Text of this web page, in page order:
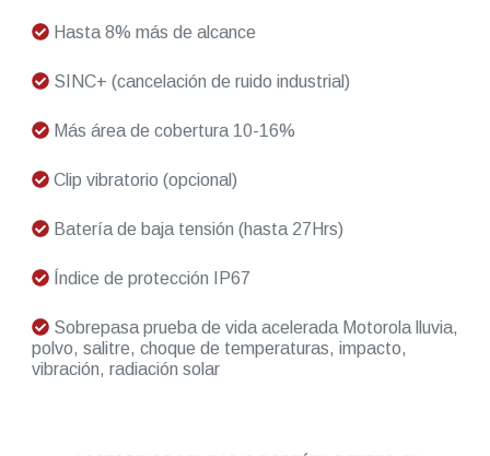
Hasta 8% más de alcance
SINC+ (cancelación de ruido industrial)
Más área de cobertura 10-16%
Clip vibratorio (opcional)
Batería de baja tensión (hasta 27Hrs)
Índice de protección IP67
Sobrepasa prueba de vida acelerada Motorola lluvia,
polvo, salitre, choque de temperaturas, impacto,
vibración, radiación solar